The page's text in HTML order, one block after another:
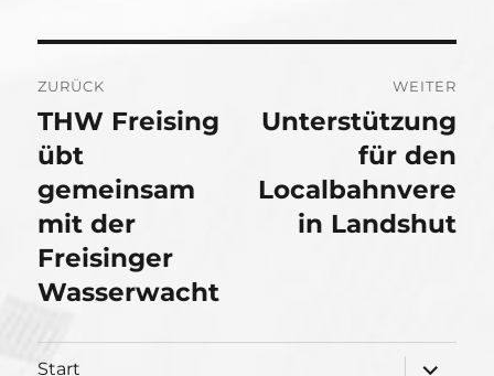
ZURÜCK
Vorheriger
Beitrag:
THW Freising
übt
gemeinsam
mit der
Freisinger
Wasserwacht
WEITER
Nächster
Unterstützung
für den
Localbahnvere
in Landshut
Start